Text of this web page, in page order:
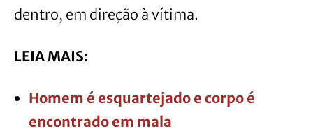
dentro, em direção à vítima.
LEIA MAIS:
Homem é esquartejado e corpo é
encontrado em mala